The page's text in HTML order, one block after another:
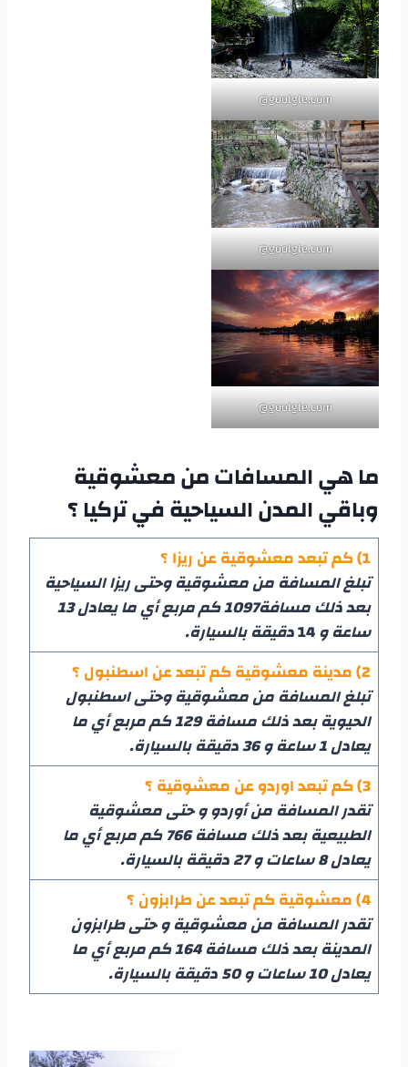
goolgle.com@
goolgle.com@
goolgle.com@
ما هي المسافات من معشوقية
وباقي المدن السياحية في تركيا ؟
1) كم تبعد معشوقية عن ريزا ؟
تبلغ المسافة من معشوقية وحتى ريزا السياحية
بعد ذلك مسافة1097 كم مربع أي ما يعادل 13
ساعة و14دقيقة بالسيارة.
2) مدينة معشوقية كم تبعد عن اسطنبول ؟
تبلغ المسافة من معشوقية وحتى اسطنبول
الحيوية بعد ذلك مسافة 129 كم مربع أي ما
يعادل 1 ساعة و 36 دقيقة بالسيارة.
3) كم تبعد اوردو عن معشوقية ؟
تقدر المسافة من أوردو و حتى معشوقية
الطبيعية بعد ذلك مسافة 766 كم مربع أي ما
يعادل 8 ساعات و 27 دقيقة بالسيارة.
4) معشوقية كم تبعد عن طرابزون ؟
تقدر المسافة من معشوقية و حتى طرابزون
المدينة بعد ذلك مسافة 164 كم مربع أي ما
يعادل 10 ساعات و 50 دقيقة بالسيارة.